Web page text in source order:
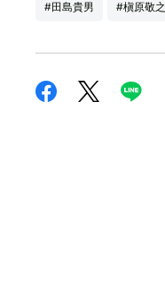
#田島貴男 #槇原敬之